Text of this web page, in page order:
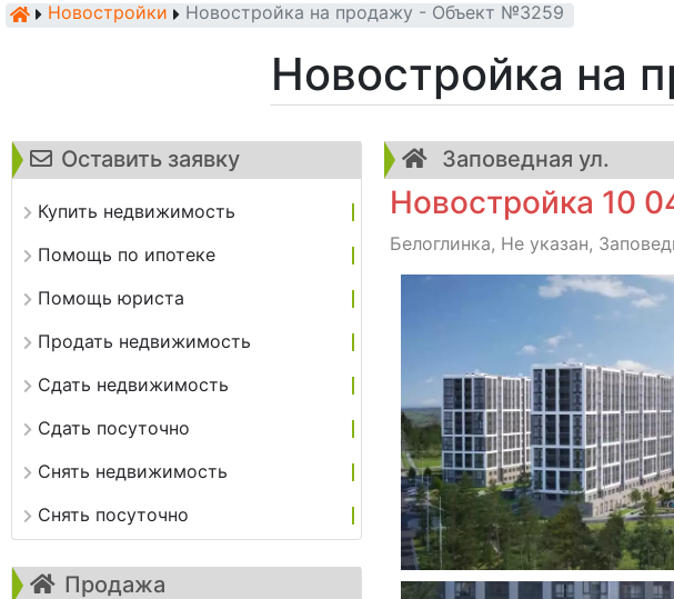
Новостройки Новостройка на продажу - Объект №3259
Новостройка на
Оставить заявку
Купить недвижимость
Помощь по ипотеке
Помощь юриста
Продать недвижимость
Сдать недвижимость
Сдать посуточно
Снять недвижимость
Снять посуточно
Продажа
Заповедная ул.
Новостройка 10
Белоглинка, Не указан,